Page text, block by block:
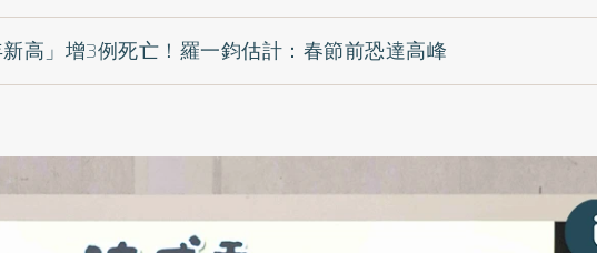
高」增3例死亡！羅一鈞估計：春節前恐達高峰